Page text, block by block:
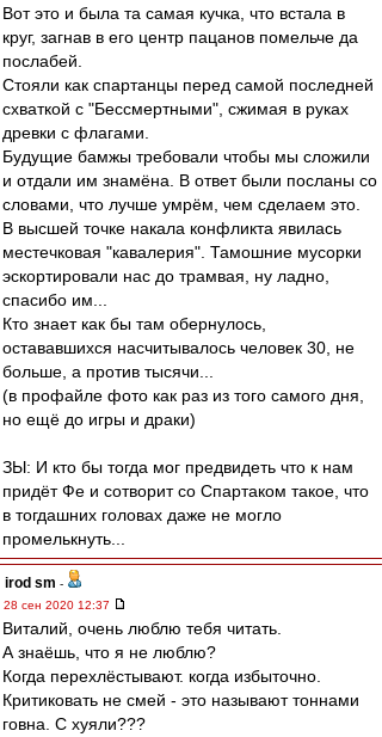
Вот это и была та самая кучка, что встала в
круг, загнав в его центр пацанов помельче да
послабей.
Стояли как спартанцы перед самой последней
схваткой с "Бессмертными", сжимая в руках
древки с флагами.
Будущие бамжы требовали чтобы мы сложили
и отдали им знамёна. В ответ были посланы со
словами, что лучше умрём, чем сделаем это.
В высшей точке накала конфликта явилась
местечковая "кавалерия". Тамошние мусорки
эскортировали нас до трамвая, ну ладно,
спасибо им...
Кто знает как бы там обернулось,
остававшихся насчитывалось человек 30, не
больше, а против тысячи...
(в профайле фото как раз из того самого дня,
но ещё до игры и драки)
ЗЫ: И кто бы тогда мог предвидеть что к нам
придёт Фе и сотворит со Спартаком такое, что
в тогдашних головах даже не могло
промелькнуть...
irod sm -
28 сен 2020 12:37
Виталий, очень люблю тебя читать.
А знаёшь, что я не люблю?
Когда перехлёстывают. когда избыточно.
Критиковать не смей - это называют тоннами
говна. С хуяли???